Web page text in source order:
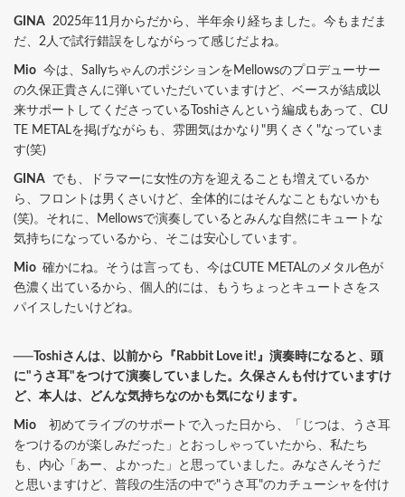
GINA 2025年11月からだから、半年余り経ちました。今もまだま
だ、2人で試行錯誤をしながらって感じだよね。
Mio 今は、SallyちゃんのポジションをMellowsのプロデューサー
の久保正貴さんに弾いていただいていますけど、ベースが結成以
来サポートしてくださっているToshiさんという編成もあって、CU
TE METALを掲げながらも、雰囲気はかなり"男くさく"なっていま
す(笑)
GINA でも、ドラマーに女性の方を迎えることも増えているか
ら、フロントは男くさいけど、全体的にはそんなこともないかも
(笑)。それに、Mellowsで演奏しているとみんな自然にキュートな
気持ちになっているから、そこは安心しています。
Mio 確かにね。そうは言っても、今はCUTE METALのメタル色が
色濃く出ているから、個人的には、もうちょっとキュートさをス
パイスしたいけどね。
──Toshiさんは、以前から『Rabbit Love it!』演奏時になると、頭
に"うさ耳"をつけて演奏していました。久保さんも付けていますけ
ど、本人は、どんな気持ちなのかも気になります。
Mio 初めてライブのサポートで入った日から、「じつは、うさ耳
をつけるのが楽しみだった」とおっしゃっていたから、私たち
も、内心「あー、よかった」と思っていました。みなさんそうだ
と思いますけど、普段の生活の中で"うさ耳"のカチューシャを付け